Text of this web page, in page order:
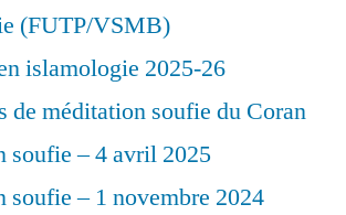
(FUTP/VSMB)
islamologie 2025-26
de méditation soufie du Coran
soufie – 4 avril 2025
soufie – 1 novembre 2024